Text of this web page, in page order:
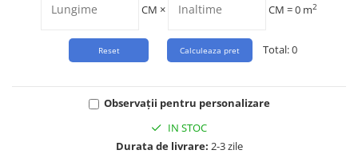
CM × CM =0 m2
Total:0
Observații pentru personalizare
IN STOC
Durata de livrare: 2-3 zile